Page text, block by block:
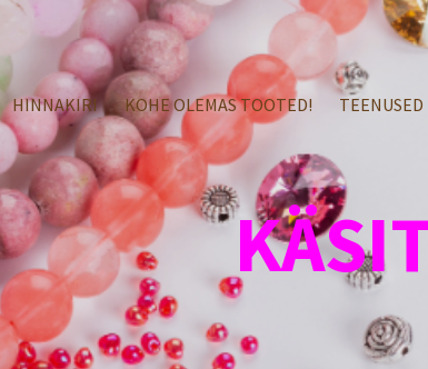
HINNAKIRI KOHE OLEMAS TOOTED! TEENUSED